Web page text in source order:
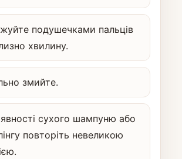
подушечками пальців
хвилину.
змийте.
сухого шампуню або
повторіть невеликою